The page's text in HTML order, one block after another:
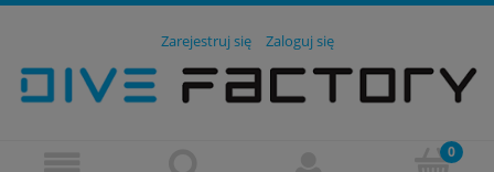
Zarejestruj się Zaloguj się